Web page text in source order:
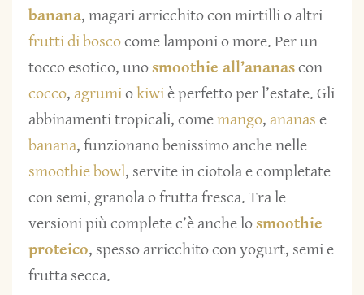
banana, magari arricchito con mirtilli o altri
frutti di boscocome lamponi o more. Per un
tocco esotico, unosmoothie all’ananascon
cocco, agrumiokiwiè perfetto per l’estate. Gli
abbinamenti tropicali, comemango, ananas e
banana, funzionano benissimo anche nelle
smoothie bowl, servite in ciotola e completate
con semi, granola o frutta fresca. Tra le
versioni più complete c’è anche losmoothie
proteico, spesso arricchito con yogurt, semi e
frutta secca.